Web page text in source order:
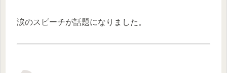
涙のスピーチが話題になりました。